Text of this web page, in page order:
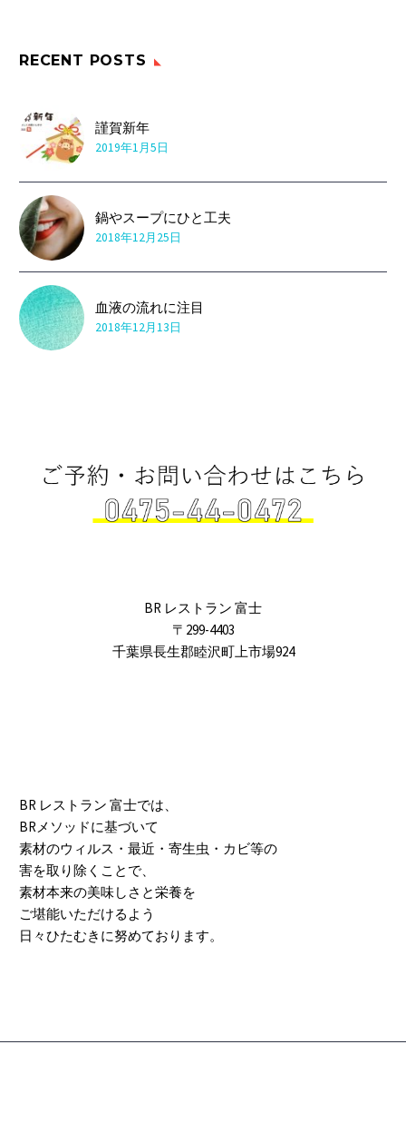
RECENT POSTS
謹賀新年
2019年1月5日
鍋やスープにひと工夫
2018年12月25日
血液の流れに注目
2018年12月13日
BR レストラン 富士
〒299-4403
千葉県長生郡睦沢町上市場924
BR レストラン 富士では、
BRメソッドに基づいて
素材のウィルス・最近・寄生虫・カビ等の
害を取り除くことで、
素材本来の美味しさと栄養を
ご堪能いただけるよう
日々ひたむきに努めております。